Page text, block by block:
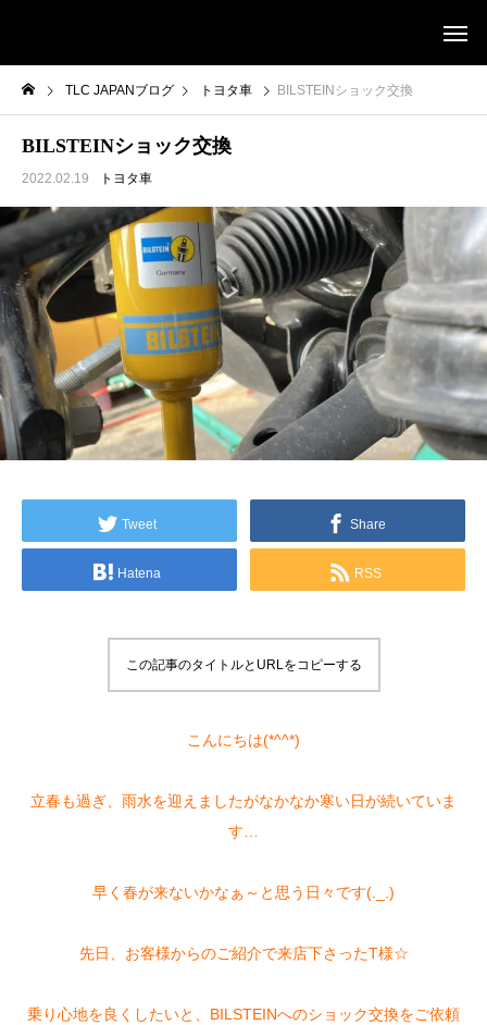
TLC JAPANブログ トヨタ車 BILSTEINショック交換
BILSTEINショック交換
2022.02.19 トヨタ車
Tweet Share
Hatena RSS
この記事のタイトルとURLをコピーする
こんにちは(*^^*)
立春も過ぎ、雨水を迎えましたがなかなか寒い日が続いていま
す…
早く春が来ないかなぁ～と思う日々です(._.)
先日、お客様からのご紹介で来店下さったT様☆
乗り心地を良くしたいと、BILSTEINへのショック交換をご依頼